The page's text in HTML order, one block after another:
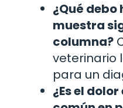
¿Qué
muestra
columna?
veterinario
para un
¿Es el